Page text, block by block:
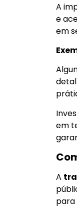
A
e
em
em
A
para